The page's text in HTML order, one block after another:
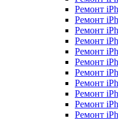
Ремонт
Ремонт
Ремонт
Ремонт
Ремонт
Ремонт
Ремонт
Ремонт
Ремонт
Ремонт
Ремонт